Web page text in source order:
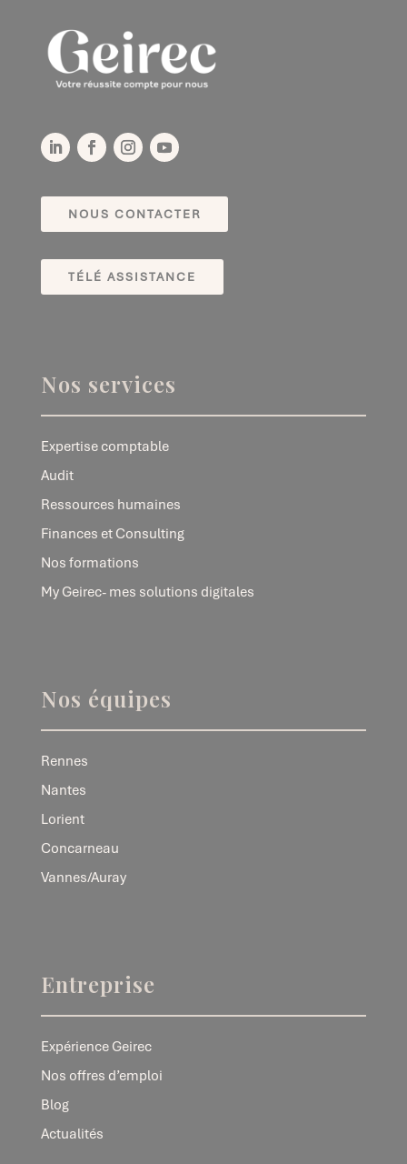
NOUS CONTACTER
TÉLÉ ASSISTANCE
Nos services
Expertise comptable
Audit
Ressources humaines
Finances et Consulting
Nos formations
My Geirec- mes solutions digitales
Nos équipes
Rennes
Nantes
Lorient
Concarneau
Vannes/Auray
Entreprise
Expérience Geirec
Nos offres d’emploi
Blog
Actualités